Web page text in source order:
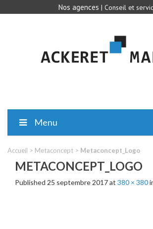
Nos agences | Conseil et
Menu
Accueil > Metaconcept > Metaconcept_Logo
METACONCEPT_LOGO
Published 25 septembre 2017at 380 × 380